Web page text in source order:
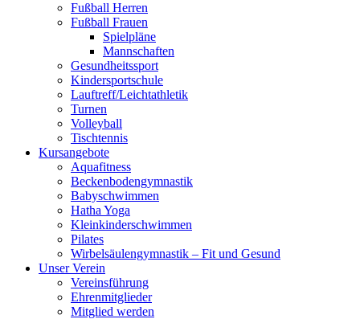
Fußball Herren
Fußball Frauen
Spielpläne
Mannschaften
Gesundheitssport
Kindersportschule
Lauftreff/Leichtathletik
Turnen
Volleyball
Tischtennis
Kursangebote
Aquafitness
Beckenbodengymnastik
Babyschwimmen
Hatha Yoga
Kleinkinderschwimmen
Pilates
Wirbelsäulengymnastik – Fit und Gesund
Unser Verein
Vereinsführung
Ehrenmitglieder
Mitglied werden